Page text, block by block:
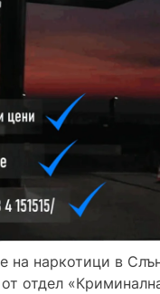
наркотици в
от отдел